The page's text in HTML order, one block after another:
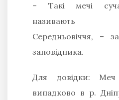
– Такі мечі
називають
Середньовіччя, –
заповідника.
Для довідки: Меч
випaдкoвo в p.